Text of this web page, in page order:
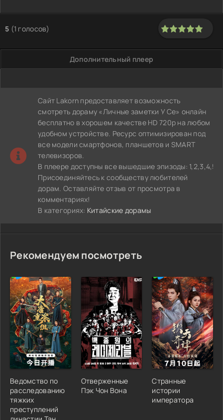
5 (1 голосов)
Дополнительный плеер
Сайт Lakorn предоставляет возможность
смотреть дораму «Личные заметки У Се» онлайн
бесплатно в хорошем качестве HD 720p на любом
удобном устройстве. Ресурс оптимизирован под
все модели смартфонов, планшетов и SMART
телевизоров.
В плеере доступны все вышедшие эпизоды:
Присоединяйтесь к сообществу любителей
дорам. Оставляйте отзыв от просмотра в
комментариях!
В категориях: Китайские дорамы
Рекомендуем посмотреть
Ведомство по
расследованию
тяжких
преступлений
Отверженные
Пэк Чон Вона
Странные
истории
императора